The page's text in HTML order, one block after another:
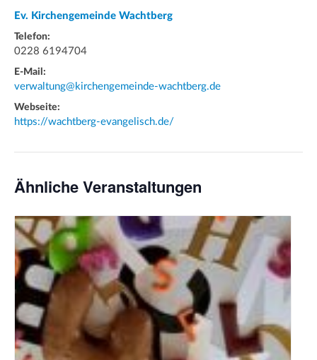
Ev. Kirchengemeinde Wachtberg
Telefon:
0228 6194704
E-Mail:
verwaltung@kirchengemeinde-wachtberg.de
Webseite:
https://wachtberg-evangelisch.de/
Ähnliche Veranstaltungen